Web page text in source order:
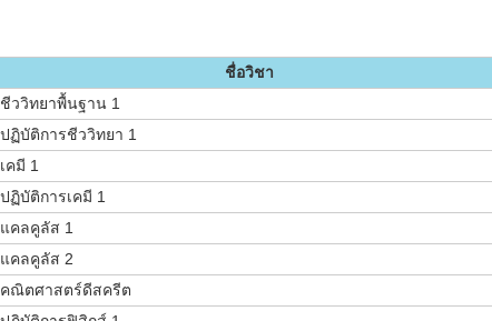
ชื่อวิชา
ชีววิทยาพื้นฐาน 1
ปฏิบัติการชีววิทยา 1
เคมี 1
ปฏิบัติการเคมี 1
แคลคูลัส 1
แคลคูลัส 2
คณิตศาสตร์ดีสครีต